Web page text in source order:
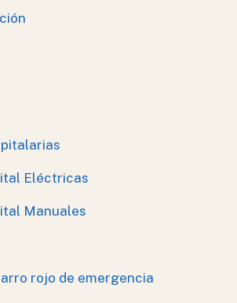
Eléctricas
Manuales
rojo de emergencia